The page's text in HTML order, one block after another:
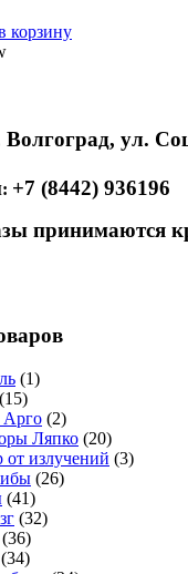
корзину
Волгоград, ул.
: +7 (8442) 936196
принимаются
(1)
(15)
Арго (2)
Ляпко (20)
от излучений (3)
(26)
(41)
(32)
(36)
(34)